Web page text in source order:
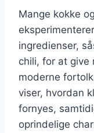
Mange kokke
ingredienser,
chili, for at give
moderne
viser, hvordan
fornyes,
oprindelige